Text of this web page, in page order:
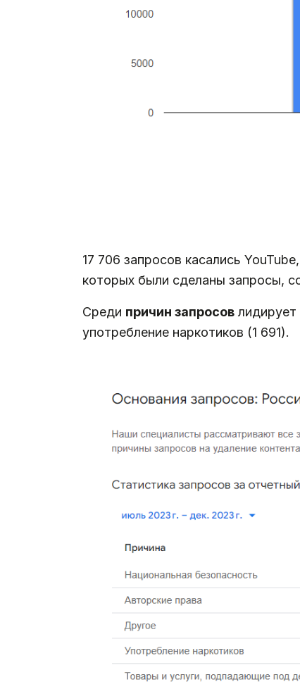
17 706 запросов касались
которых были сделаны запросы,
Среди причин запросов лидирует
употребление наркотиков (1 691).